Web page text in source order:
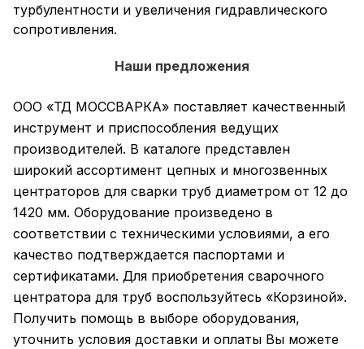
турбулентности и увеличения гидравлического
сопротивления.
Наши предложения
ООО «ТД МОССВАРКА» поставляет качественный
инструмент и приспособления ведущих
производителей. В каталоге представлен
широкий ассортимент цепных и многозвенных
центраторов для сварки труб диаметром от 12 до
1420 мм. Оборудование произведено в
соответствии с техническими условиями, а его
качество подтверждается паспортами и
сертификатами. Для приобретения сварочного
центратора для труб воспользуйтесь «Корзиной».
Получить помощь в выборе оборудования,
уточнить условия доставки и оплаты Вы можете